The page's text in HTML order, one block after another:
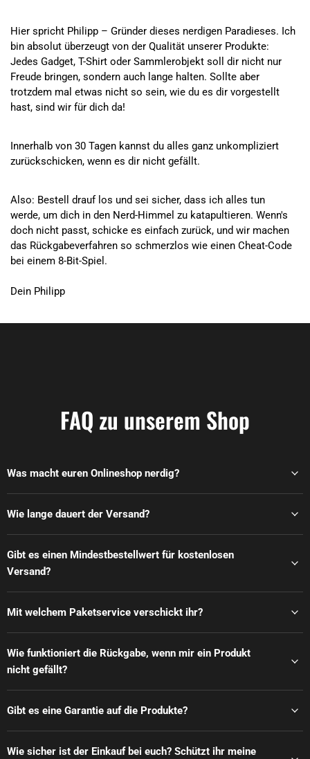
Hier spricht Philipp – Gründer dieses nerdigen Paradieses. Ich
bin absolut überzeugt von der Qualität unserer Produkte:
Jedes Gadget, T-Shirt oder Sammlerobjekt soll dir nicht nur
Freude bringen, sondern auch lange halten. Sollte aber
trotzdem mal etwas nicht so sein, wie du es dir vorgestellt
hast, sind wir für dich da!
Innerhalb von 30 Tagen kannst du alles ganz unkompliziert
zurückschicken, wenn es dir nicht gefällt.
Also: Bestell drauf los und sei sicher, dass ich alles tun
werde, um dich in den Nerd-Himmel zu katapultieren. Wenn's
doch nicht passt, schicke es einfach zurück, und wir machen
das Rückgabeverfahren so schmerzlos wie einen Cheat-Code
bei einem 8-Bit-Spiel.
Dein Philipp
FAQ zu unserem Shop
Was macht euren Onlineshop nerdig?
Wie lange dauert der Versand?
Gibt es einen Mindestbestellwert für kostenlosen
Versand?
Mit welchem Paketservice verschickt ihr?
Wie funktioniert die Rückgabe, wenn mir ein Produkt
nicht gefällt?
Gibt es eine Garantie auf die Produkte?
Wie sicher ist der Einkauf bei euch? Schützt ihr meine